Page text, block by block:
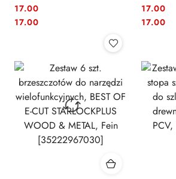
Cena:
17.00
Cena:
17.00 Cena:
17.00
Cena:
17.00